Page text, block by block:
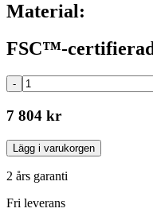
Material:
FSC™-
-
7 804 kr
Lägg i varukorgen
2 års garanti
Fri leverans